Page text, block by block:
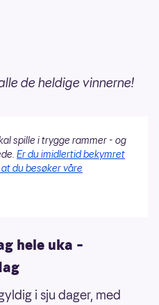
de heldige vinnerne!
spille i trygge rammer - og
Er du imidlertid bekymret
du besøker våre
hele uka –
i sju dager, med